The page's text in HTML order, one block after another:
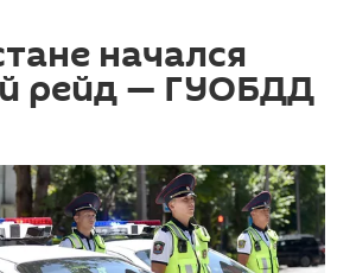
начался
рейд — ГУОБДД